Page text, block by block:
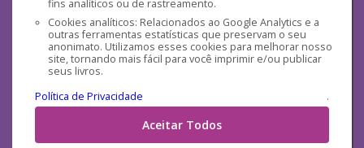
fins analíticos ou de rastreamento.
Cookies analíticos: Relacionados ao Google Analytics e a
outras ferramentas estatísticas que preservam o seu
anonimato. Utilizamos esses cookies para melhorar nosso
site, tornando mais fácil para você imprimir e/ou publicar
seus livros.
Política de Privacidade
.
Aceitar Todos
Mídias Sociais